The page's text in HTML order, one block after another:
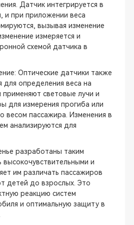
Датчик интегрируется в
и при приложении веса
вызывая изменение
измеряется и
схемой датчика в
Оптические датчики также
для определения веса на
применяют световые лучи и
для измерения прогиба или
весом пассажира. Изменения в
анализируются для
разработаны таким
и
им различать пассажиров
детей до взрослых. Это
реакцию систем
и оптимальную защиту в